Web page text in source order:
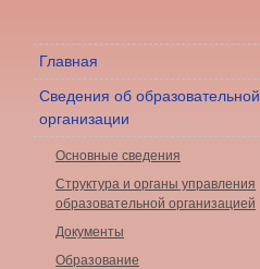
Главная
Сведения об образовательной
организации
Основные сведения
Структура и органы управления
образовательной организацией
Документы
Образование